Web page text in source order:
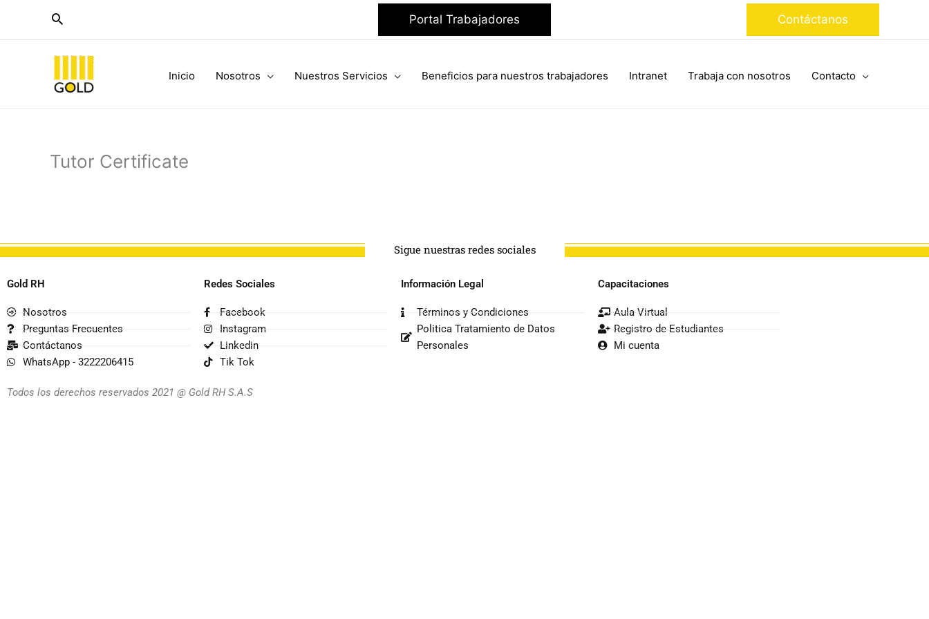
contenido
Portal Trabajadores Contáctanos
Inicio Nosotros Nuestros Servicios Beneficios para nuestros trabajadores Intranet Trabaja con nosotros Contacto
Tutor Certificate
Sigue nuestras redes sociales
Gold RH
Nosotros
Preguntas Frecuentes
Contáctanos
WhatsApp - 3222206415
Redes Sociales
Facebook
Instagram
Linkedin
Tik Tok
Información Legal
Términos y Condiciones
Politica Tratamiento de Datos
Personales
Capacitaciones
Aula Virtual
Registro de Estudiantes
Mi cuenta
Todos los derechos reservados 2021 @ Gold RH S.A.S